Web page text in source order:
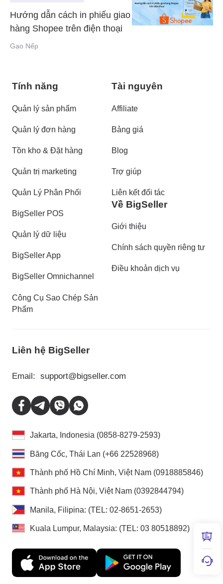
Hướng dẫn cách in phiếu giao
hàng Shopee trên điện thoại
Gạo Nếp
Tính năng
Quản lý sản phẩm
Quản lý đơn hàng
Tồn kho & Đặt hàng
Quản trị marketing
Quản Lý Phân Phối
BigSeller POS
Quản lý dữ liệu
BigSeller App
BigSeller Omnichannel
Công Cụ Sao Chép Sản
Phẩm
Tài nguyên
Affiliate
Bảng giá
Blog
Trợ giúp
Liên kết đối tác
Về BigSeller
Giới thiệu
Chính sách quyền riêng tư
Điều khoản dịch vụ
Liên hệ BigSeller
Email: support@bigseller.com
Jakarta, Indonesia (0858-8279-2593)
Băng Cốc, Thái Lan (+66 22528968)
Thành phố Hồ Chí Minh, Việt Nam (0918885846)
Thành phố Hà Nội, Việt Nam (0392844794)
Manila, Filipina: (TEL: 02-8651-2653)
Kuala Lumpur, Malaysia: (TEL: 03 80518892)